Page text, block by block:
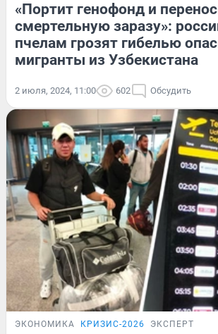
«Портит генофонд и
смертельную заразу»:
пчелам грозят гибелью
мигранты из Узбекистана
2 июля, 2024, 11:00 602 Обсудить
ЭКОНОМИКА КРИЗИС-2026 ЭКСПЕРТ